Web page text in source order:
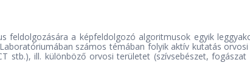
a képfeldolgozó algoritmusok egyik
számos témában folyik aktív kutatás orvosi
stb.), ill. különböző orvosi területet (szívsebészet, fogászat